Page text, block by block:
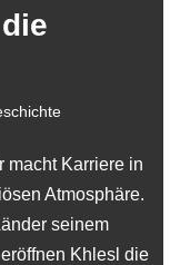
macht Karriere in
Atmosphäre.
seinem
Khlesl die